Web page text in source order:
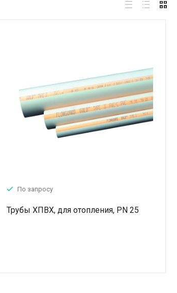
По запросу
Трубы ХПВХ, для отопления, PN 25